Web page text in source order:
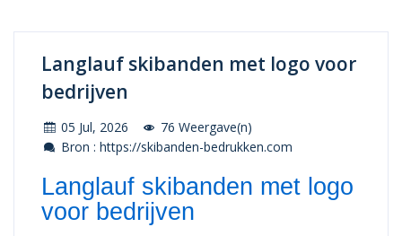
Langlauf skibanden met logo voor
bedrijven
05 Jul, 2026
76 Weergave(n)
Bron : https://skibanden-bedrukken.com
Langlauf skibanden met logo
voor bedrijven